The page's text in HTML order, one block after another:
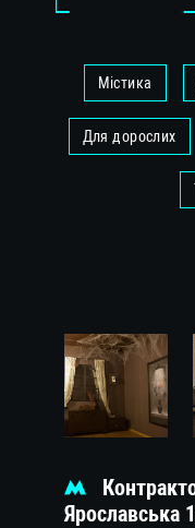
Містика
Для дорослих
Ярославська